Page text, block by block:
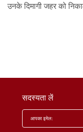
उनके दिमागी जहर को
सदस्यता लें